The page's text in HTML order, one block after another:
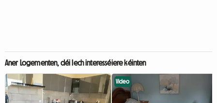
Aner Logementen, déi Iech interesséiere kéinten
Video